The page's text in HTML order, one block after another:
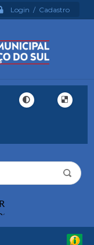
Login / Cadastro